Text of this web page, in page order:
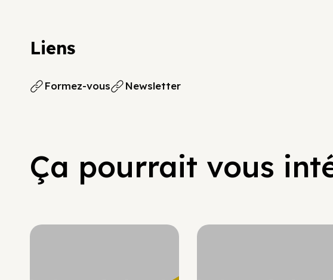
Liens
Formez-vous Newsletter
Ça pourrait vous